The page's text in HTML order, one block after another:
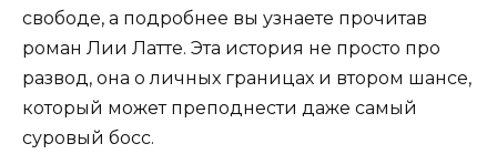
свободе, а подробнее вы узнаете прочитав
роман Лии Латте. Эта история не просто про
развод, она о личных границах и втором шансе,
который может преподнести даже самый
суровый босс.